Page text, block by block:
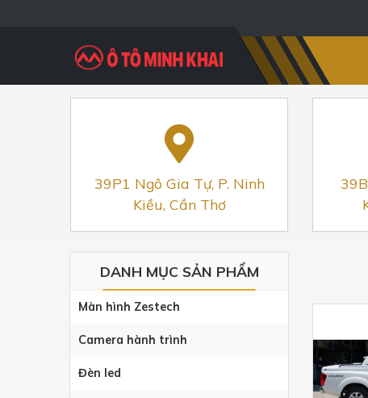
39P1 Ngô Gia Tự, P. Ninh
Kiều, Cần Thơ
DANH MỤC SẢN PHẨM
Màn hình Zestech
Camera hành trình
Đèn led